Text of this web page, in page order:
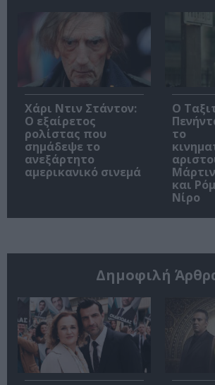
Χάρι Ντιν Στάντον:
Ο εξαίρετος
ρολίστας που
σημάδεψε το
ανεξάρτητο
αμερικανικό σινεμά
Ο
το
και
Νίρο
Δημοφιλή